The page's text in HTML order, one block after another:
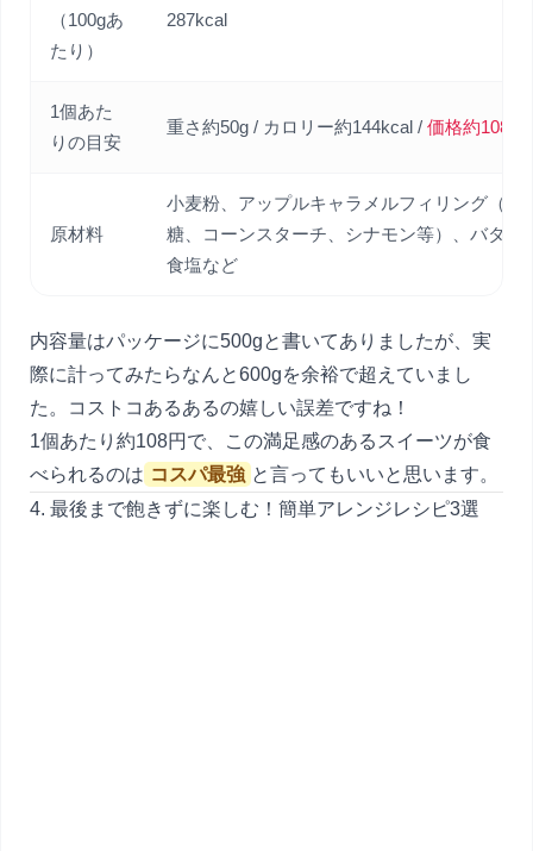
（100gあ
たり）
287kcal
1個あた
りの目安
重さ約50g / カロリー約144kcal / 価格約108円
原材料
小麦粉、アップルキャラメルフィリング（り
糖、コーンスターチ、シナモン等）、バター
食塩など
内容量はパッケージに500gと書いてありましたが、実
際に計ってみたらなんと600gを余裕で超えていまし
た。コストコあるあるの嬉しい誤差ですね！
1個あたり約108円で、この満足感のあるスイーツが食
べられるのは コスパ最強 と言ってもいいと思います。
4. 最後まで飽きずに楽しむ！簡単アレンジレシピ3選